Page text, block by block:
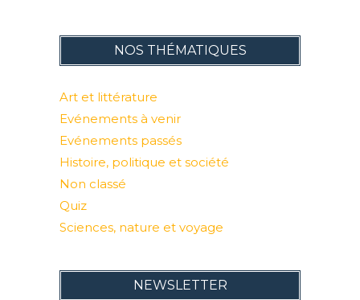
NOS THÉMATIQUES
Art et littérature
Evénements à venir
Evénements passés
Histoire, politique et société
Non classé
Quiz
Sciences, nature et voyage
NEWSLETTER